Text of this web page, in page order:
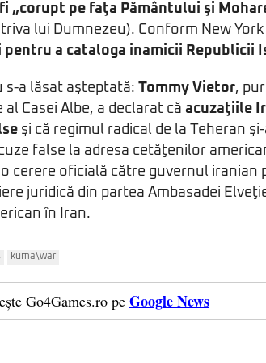
„corupt pe faţa Pământului şi
lui Dumnezeu). Conform New York
a cataloga inamicii Republicii
s-a lăsat aşteptată: Tommy Vietor,
Casei Albe, a declarat că acuzaţiile
şi că regimul radical de la Teheran
false la adresa cetăţenilor
cerere oficială către guvernul iranian
juridică din partea Ambasadei
în Iran.
kuma\war
Go4Games.ro pe Google News